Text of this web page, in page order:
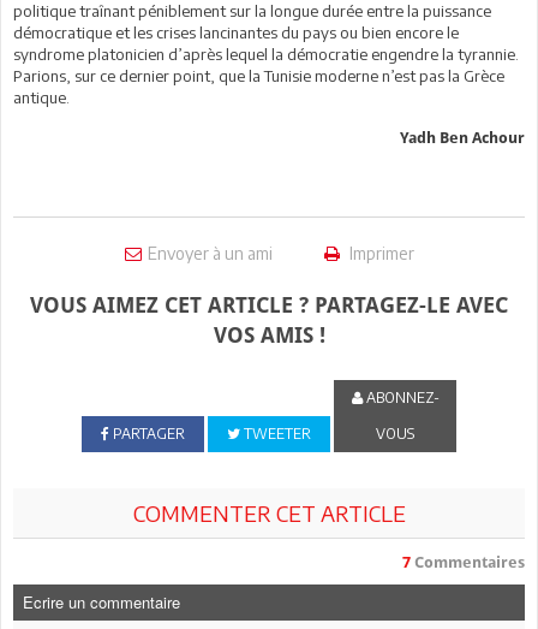
politique traînant péniblement sur la longue durée entre la puissance
démocratique et les crises lancinantes du pays ou bien encore le
syndrome platonicien d’après lequel la démocratie engendre la tyrannie.
Parions, sur ce dernier point, que la Tunisie moderne n’est pas la Grèce
antique.
Yadh Ben Achour
Envoyer à un ami Imprimer
VOUS AIMEZ CET ARTICLE ? PARTAGEZ-LE AVEC
VOS AMIS !
PARTAGER TWEETER
ABONNEZ-
VOUS
COMMENTER CET ARTICLE
7 Commentaires
Ecrire un commentaire